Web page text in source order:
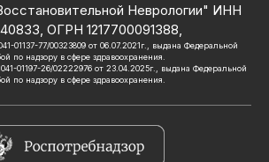
Неврологии" ИНН
ОГРН 1217700091388,
01137-77/00323809 от 06.07.2021г., выдана Федеральной
по надзору в сфере здравоохранения.
01197-26/02222976 от 23.04.2025г., выдана Федеральной
по надзору в сфере здравоохранения.